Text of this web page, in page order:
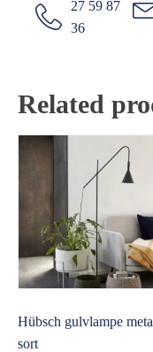
27 59 87
36
Related
Hübsch gulvlampe
sort